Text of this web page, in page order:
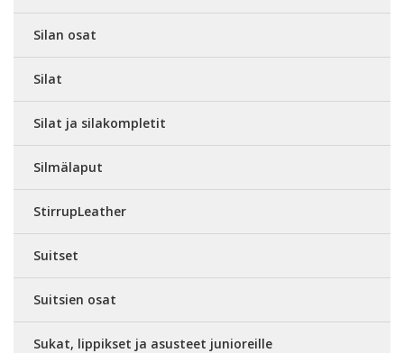
Silan osat
Silat
Silat ja silakompletit
Silmälaput
StirrupLeather
Suitset
Suitsien osat
Sukat, lippikset ja asusteet junioreille